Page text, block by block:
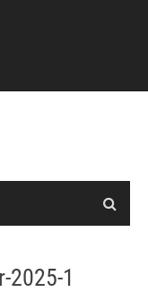
2025-1